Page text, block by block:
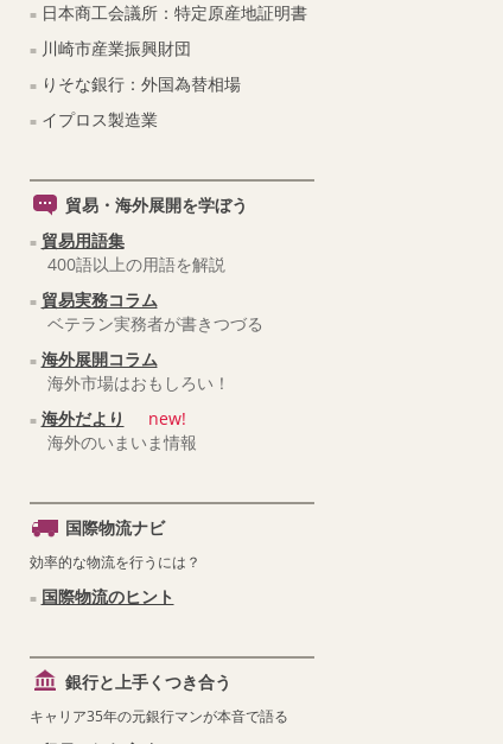
日本商工会議所：特定原産地証明書
川崎市産業振興財団
りそな銀行：外国為替相場
イプロス製造業
貿易・海外展開を学ぼう
貿易用語集
400語以上の用語を解説
貿易実務コラム
ベテラン実務者が書きつづる
海外展開コラム
海外市場はおもしろい！
海外だより
new!
海外のいまいま情報
国際物流ナビ
効率的な物流を行うには？
国際物流のヒント
銀行と上手くつき合う
キャリア35年の元銀行マンが本音で語る